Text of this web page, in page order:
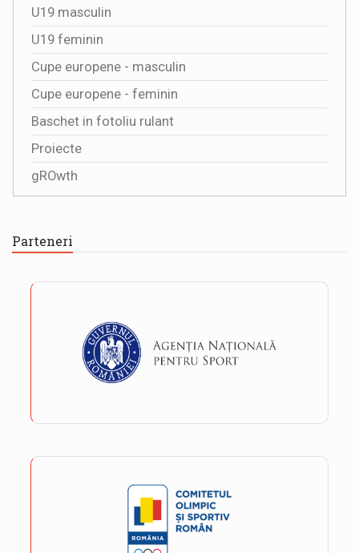
U19 masculin
U19 feminin
Cupe europene - masculin
Cupe europene - feminin
Baschet in fotoliu rulant
Proiecte
gROwth
Parteneri